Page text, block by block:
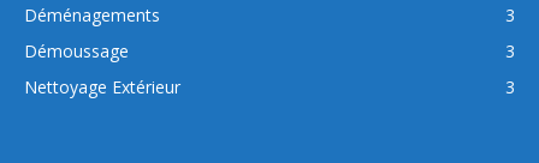
Déménagements
3
Démoussage
3
Nettoyage Extérieur
3